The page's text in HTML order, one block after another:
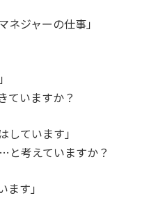
ネジャーの仕事」
ていますか？
しています」
考えていますか？
す」